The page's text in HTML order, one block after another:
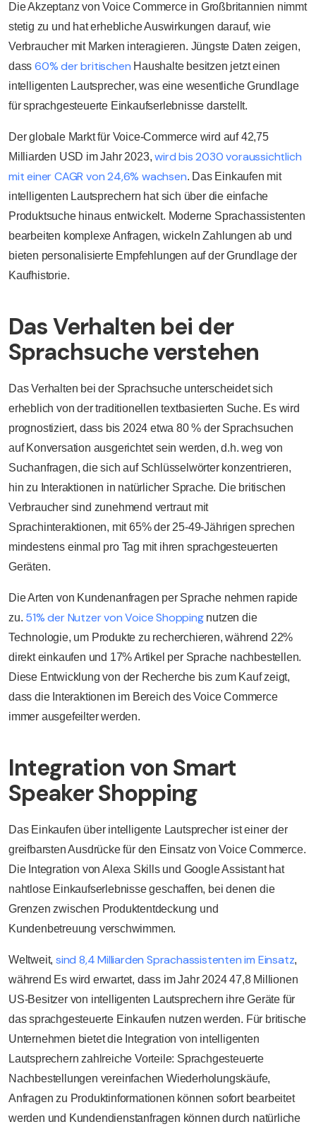
Die Akzeptanz von Voice Commerce in Großbritannien nimmt
stetig zu und hat erhebliche Auswirkungen darauf, wie
Verbraucher mit Marken interagieren. Jüngste Daten zeigen,
dass 60% der britischen Haushalte besitzen jetzt einen
intelligenten Lautsprecher, was eine wesentliche Grundlage
für sprachgesteuerte Einkaufserlebnisse darstellt.
Der globale Markt für Voice-Commerce wird auf 42,75
Milliarden USD im Jahr 2023,wird bis 2030 voraussichtlich
mit einer CAGR von 24,6% wachsen. Das Einkaufen mit
intelligenten Lautsprechern hat sich über die einfache
Produktsuche hinaus entwickelt. Moderne Sprachassistenten
bearbeiten komplexe Anfragen, wickeln Zahlungen ab und
bieten personalisierte Empfehlungen auf der Grundlage der
Kaufhistorie.
Das Verhalten bei der
Sprachsuche verstehen
Das Verhalten bei der Sprachsuche unterscheidet sich
erheblich von der traditionellen textbasierten Suche. Es wird
prognostiziert, dass bis 2024 etwa 80 % der Sprachsuchen
auf Konversation ausgerichtet sein werden, d.h. weg von
Suchanfragen, die sich auf Schlüsselwörter konzentrieren,
hin zu Interaktionen in natürlicher Sprache. Die britischen
Verbraucher sind zunehmend vertraut mit
Sprachinteraktionen, mit65% der 25-49-Jährigen sprechen
mindestens einmal pro Tag mit ihren sprachgesteuerten
Geräten.
Die Arten von Kundenanfragen per Sprache nehmen rapide
zu. 51% der Nutzer von Voice Shopping nutzen die
Technologie, um Produkte zu recherchieren, während 22%
direkt einkaufen und 17% Artikel per Sprache nachbestellen.
Diese Entwicklung von der Recherche bis zum Kauf zeigt,
dass die Interaktionen im Bereich des Voice Commerce
immer ausgefeilter werden.
Integration von Smart
Speaker Shopping
Das Einkaufen über intelligente Lautsprecher ist einer der
greifbarsten Ausdrücke für den Einsatz von Voice Commerce.
Die Integration von Alexa Skills und Google Assistant hat
nahtlose Einkaufserlebnisse geschaffen, bei denen die
Grenzen zwischen Produktentdeckung und
Kundenbetreuung verschwimmen.
Weltweit, sind 8,4 Milliarden Sprachassistenten im Einsatz,
während Es wird erwartet, dass im Jahr 2024 47,8 Millionen
US-Besitzer von intelligenten Lautsprechern ihre Geräte für
das sprachgesteuerte Einkaufen nutzen werden. Für britische
Unternehmen bietet die Integration von intelligenten
Lautsprechern zahlreiche Vorteile: Sprachgesteuerte
Nachbestellungen vereinfachen Wiederholungskäufe,
Anfragen zu Produktinformationen können sofort bearbeitet
werden und Kundendienstanfragen können durch natürliche